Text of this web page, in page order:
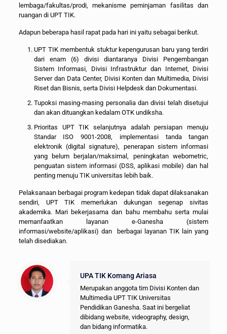
lembaga/fakultas/prodi, mekanisme peminjaman fasilitas dan
ruangan di UPT TIK.
Adapun beberapa hasil rapat pada hari ini yaitu sebagai berikut.
UPT TIK membentuk stuktur kepengurusan baru yang terdiri
dari enam (6) divisi diantaranya Divisi Pengembangan
Sistem Informasi, Divisi Infrastruktur dan Internet, Divisi
Server dan Data Center, Divisi Konten dan Multimedia, Divisi
Riset dan Bisnis, serta Divisi Helpdesk dan Dokumentasi.
Tupoksi masing-masing personalia dan divisi telah disetujui
dan akan dituangkan kedalam OTK undiksha.
Prioritas UPT TIK selanjutnya adalah persiapan menuju
Standar ISO 9001-2008, implementasi tanda tangan
elektronik (digital signature), penerapan sistem informasi
yang belum berjalan/maksimal, peningkatan webometric,
penguatan sistem informasi (DSS, aplikasi mobile) dan hal
penting menuju TIK universitas lebih baik.
Pelaksanaan berbagai program kedepan tidak dapat dilaksanakan
sendiri, UPT TIK memerlukan dukungan segenap sivitas
akademika. Mari bekerjasama dan bahu membahu serta mulai
memanfaatkan layanan e-Ganesha (sistem
informasi/website/aplikasi) dan berbagai layanan TIK lain yang
telah disediakan.
UPA TIK Komang Ariasa
Merupakan anggota tim Divisi Konten dan
Multimedia UPT TIK Universitas
Pendidikan Ganesha. Saat ini bergeliat
dibidang website, videography, design,
dan bidang informatika.